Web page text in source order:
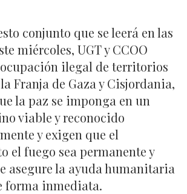
conjunto que se leerá en las
miércoles, UGT y CCOO
ilegal de territorios
Franja de Gaza y Cisjordania,
la paz se imponga en un
viable y reconocido
y exigen que el
el fuego sea permanente y
asegure la ayuda humanitaria
forma inmediata.